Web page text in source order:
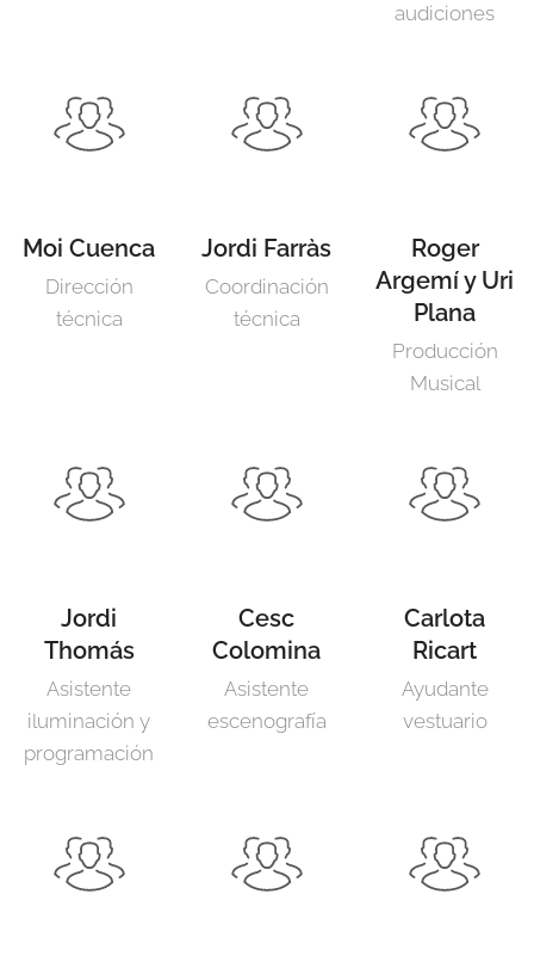
audiciones
Moi Cuenca
Dirección
técnica
Jordi Farràs
Coordinación
técnica
Roger
Argemí y Uri
Plana
Producción
Musical
Jordi
Thomás
Asistente
iluminación y
programación
Cesc
Colomina
Asistente
escenografía
Carlota
Ricart
Ayudante
vestuario